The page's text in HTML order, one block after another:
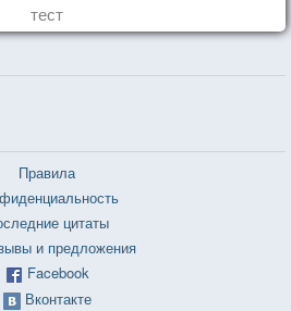
тест
Правила
цитаты
и предложения
Facebook
Вконтакте